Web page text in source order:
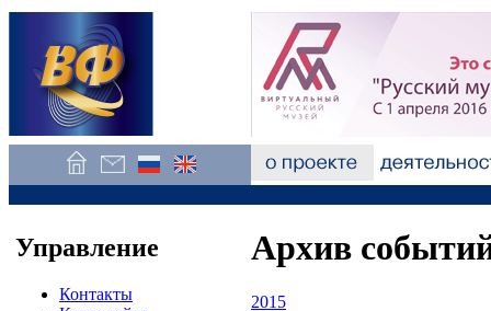
Управление
Контакты
Архив
2015